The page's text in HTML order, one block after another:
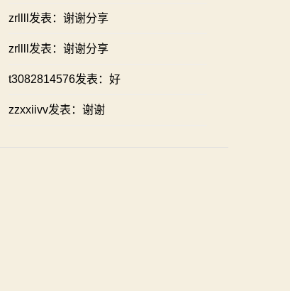
zrllll发表：谢谢分享
zrllll发表：谢谢分享
t3082814576发表：好
zzxxiivv发表：谢谢